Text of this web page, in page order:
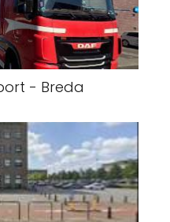
- Breda